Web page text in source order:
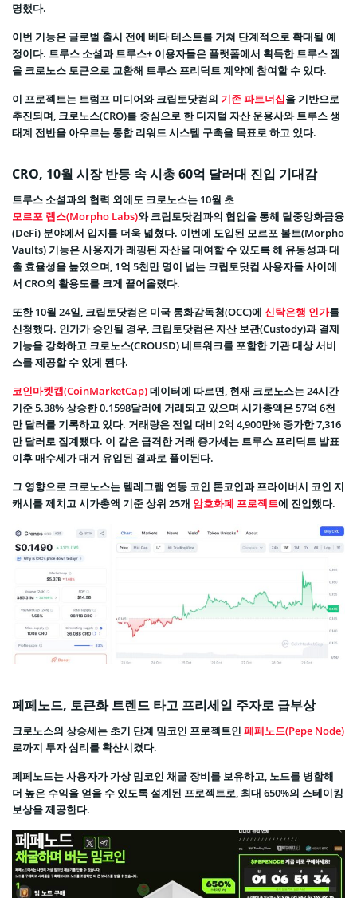
명했다.
이번 기능은 글로벌 출시 전에 베타 테스트를 거쳐 단계적으로 확대될 예
정이다. 트루스 소셜과 트루스+ 이용자들은 플랫폼에서 획득한 트루스 젬
을 크로노스 토큰으로 교환해 트루스 프리딕트 계약에 참여할 수 있다.
이 프로젝트는 트럼프 미디어와 크립토닷컴의 기존 파트너십을 기반으로
추진되며, 크로노스(CRO)를 중심으로 한 디지털 자산 운용사와 트루스 생
태계 전반을 아우르는 통합 리워드 시스템 구축을 목표로 하고 있다.
CRO, 10월 시장 반등 속 시총 60억 달러대 진입 기대감
트루스 소셜과의 협력 외에도 크로노스는 10월 초
모르포 랩스(Morpho Labs)와 크립토닷컴과의 협업을 통해 탈중앙화금융
(DeFi) 분야에서 입지를 더욱 넓혔다. 이번에 도입된 모르포 볼트(Morpho
Vaults) 기능은 사용자가 래핑된 자산을 대여할 수 있도록 해 유동성과 대
출 효율성을 높였으며, 1억 5천만 명이 넘는 크립토닷컴 사용자들 사이에
서 CRO의 활용도를 크게 끌어올렸다.
또한 10월 24일, 크립토닷컴은 미국 통화감독청(OCC)에 신탁은행 인가를
신청했다. 인가가 승인될 경우, 크립토닷컴은 자산 보관(Custody)과 결제
기능을 강화하고 크로노스(CROUSD) 네트워크를 포함한 기관 대상 서비
스를 제공할 수 있게 된다.
코인마켓캡(CoinMarketCap)데이터에 따르면, 현재 크로노스는 24시간
기준 5.38% 상승한 0.1598달러에 거래되고 있으며 시가총액은 57억 6천
만 달러를 기록하고 있다. 거래량은 전일 대비 2억 4,900만% 증가한 7,316
만 달러로 집계됐다. 이 같은 급격한 거래 증가세는 트루스 프리딕트 발표
이후 매수세가 대거 유입된 결과로 풀이된다.
그 영향으로 크로노스는 텔레그램 연동 코인 톤코인과 프라이버시 코인 지
캐시를 제치고 시가총액 기준 상위 25개 암호화폐 프로젝트에 진입했다.
페페노드, 토큰화 트렌드 타고 프리세일 주자로 급부상
크로노스의 상승세는 초기 단계 밈코인 프로젝트인 페페노드(Pepe Node)
로까지 투자 심리를 확산시켰다.
페페노드는 사용자가 가상 밈코인 채굴 장비를 보유하고, 노드를 병합해
더 높은 수익을 얻을 수 있도록 설계된 프로젝트로, 최대 650%의 스테이킹
보상을 제공한다.